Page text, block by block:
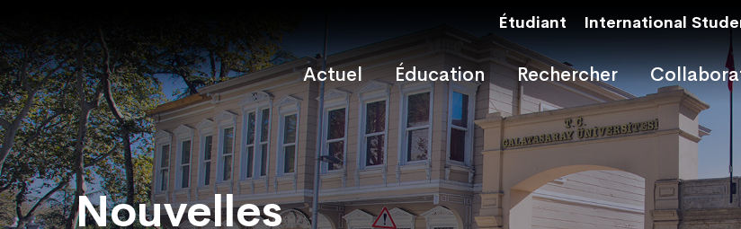
Étudiant International
Actuel Éducation Rechercher
Nouvelles
Nouvelles
Nouvelles